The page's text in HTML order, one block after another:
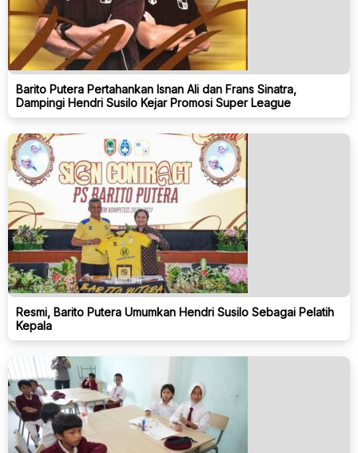
Barito Putera Pertahankan Isnan Ali dan Frans Sinatra,
Dampingi Hendri Susilo Kejar Promosi Super League
Resmi, Barito Putera Umumkan Hendri Susilo Sebagai Pelatih
Kepala